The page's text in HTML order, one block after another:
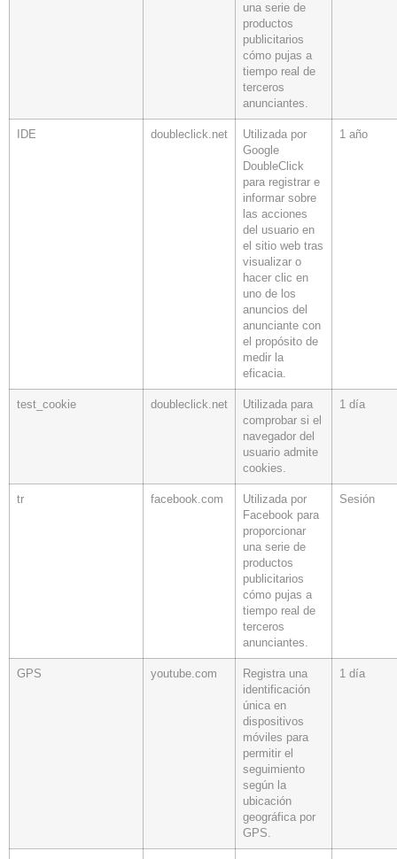
una serie de
productos
publicitarios
cómo pujas a
tiempo real de
terceros
anunciantes.
IDE doubleclick.net
Utilizada por
Google
DoubleClick
para registrar e
informar sobre
las acciones
del usuario en
el sitio web tras
visualizar o
hacer clic en
uno de los
anuncios del
anunciante con
el propósito de
medir la
eficacia.
1 año
test_cookie doubleclick.net
Utilizada para
comprobar si el
navegador del
usuario admite
cookies.
1 día
tr facebook.com
Utilizada por
Facebook para
proporcionar
una serie de
productos
publicitarios
cómo pujas a
tiempo real de
terceros
anunciantes.
Sesión
GPS youtube.com
Registra una
identificación
única en
dispositivos
móviles para
permitir el
seguimiento
según la
ubicación
geográfica por
GPS.
1 día